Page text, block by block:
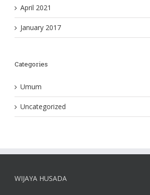
April 2021
January 2017
Categories
Umum
Uncategorized
WIJAYA HUSADA